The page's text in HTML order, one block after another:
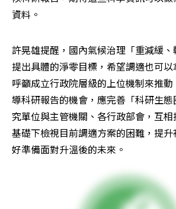
資料。
許晃雄提醒，國內氣候治理「重減緩
提出具體的淨零目標，希望調適也可以
呼籲成立行政院層級的上位機制來推
導科研報告的機會，應完善「科研生
究單位與主管機關、各行政部會，互
基礎下檢視目前調適方案的困難，提
好準備面對升溫後的未來。